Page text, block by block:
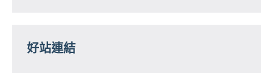
好站連結